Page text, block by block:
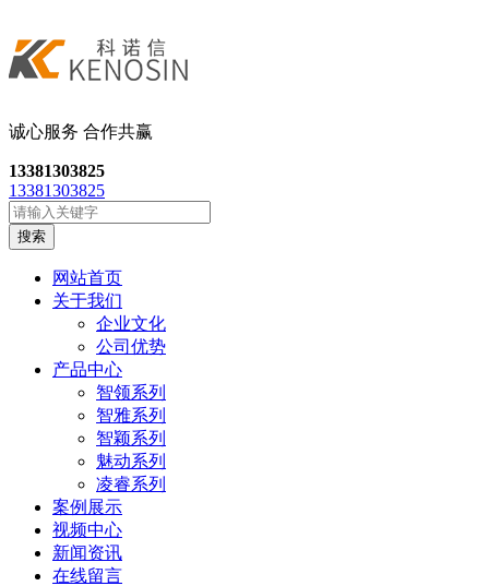
诚心服务 合作共赢
13381303825
13381303825
搜索
网站首页
关于我们
企业文化
公司优势
产品中心
智领系列
智雅系列
智颖系列
魅动系列
凌睿系列
案例展示
视频中心
新闻资讯
在线留言